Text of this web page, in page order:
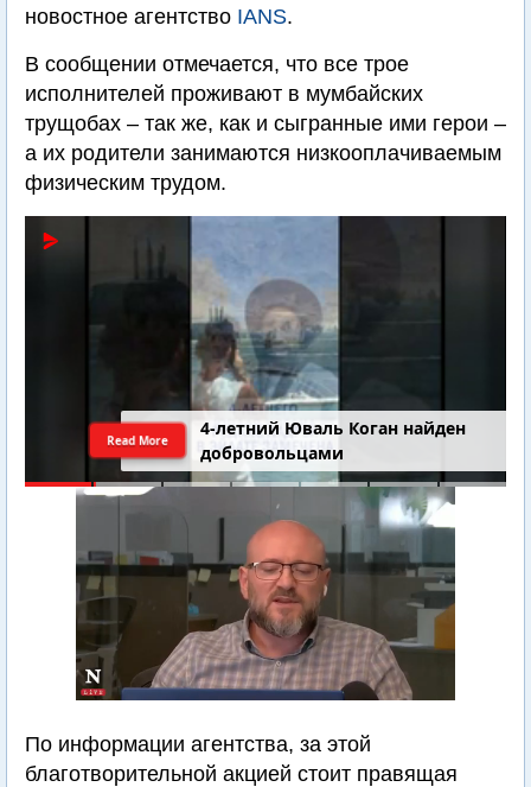
новостное агентство IANS.
В сообщении отмечается, что все трое
исполнителей проживают в мумбайских
трущобах – так же, как и сыгранные ими герои –
а их родители занимаются низкооплачиваемым
физическим трудом.
4-летний Юваль Коган найден
добровольцами
Read More
По информации агентства, за этой
благотворительной акцией стоит правящая